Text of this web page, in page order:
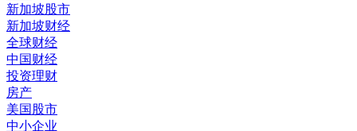
新加坡股市
新加坡财经
全球财经
中国财经
投资理财
房产
美国股市
中小企业